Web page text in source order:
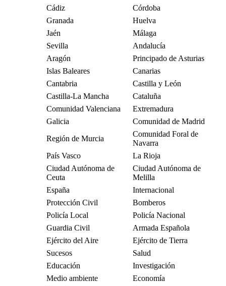
Cádiz
Córdoba
Granada
Huelva
Jaén
Málaga
Sevilla
Andalucía
Aragón
Principado de Asturias
Islas Baleares
Canarias
Cantabria
Castilla y León
Castilla-La Mancha
Cataluña
Comunidad Valenciana
Extremadura
Galicia
Comunidad de Madrid
Región de Murcia
Comunidad Foral de
Navarra
País Vasco
La Rioja
Ciudad Autónoma de
Ceuta
Ciudad Autónoma de
Melilla
España
Internacional
Protección Civil
Bomberos
Policía Local
Policía Nacional
Guardia Civil
Armada Española
Ejército del Aire
Ejército de Tierra
Sucesos
Salud
Educación
Investigación
Medio ambiente
Economía